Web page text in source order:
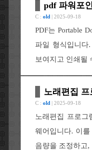
pdf 파워포
C : old | 2025-09-18
PDF는 Portable
파일 형식입니다
보여지고 인쇄될
노래편집
C : old | 2025-09-18
노래편집 프로그
웨어입니다. 이
음량을 조정하고